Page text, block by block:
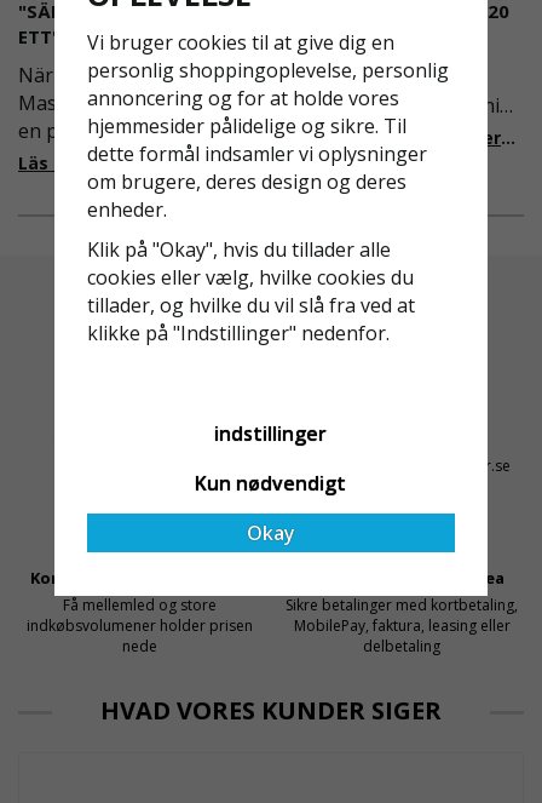
"SÄKERHET ÄR ALLTID PRIO
ETT"
När Derome
Maskinuthyrning behövde
en pålitlig partner inom
fallskydd och
säkerhetslösningar föll
valet på
Ställningsprodukter.se.
Med daglig verksamhet på
hög höjd är det avgörande
för dem att samarbeta
med en leverantör som
Läs mer om varför Derome väljer oss
AFS2023:9 & EN1004:2020
Även om det kan verka
högst osannolikt så är
våra regler för rullställning
i Sverige slappare än de
från EU i skrivande stund,
men detta kommer det bli
ändring på. Från och med
2025 träder nya
föreskrifter i kraft i
Sverige gällande
rullställningar, med s
Läs mer om de nya reglerna!
1-3 dages leveringstid på
kontakt@stallningsprodukter.se
Konkurrencedygtige Priser
Få mellemled og store
indkøbsvolumener holder prisen
nede
Sikker Betaling Med Svea
Sikre betalinger med kortbetaling,
MobilePay, faktura, leasing eller
delbetaling
HVAD VORES KUNDER SIGER
Vi bruger cookies til at give dig en
personlig shoppingoplevelse, personlig
annoncering og for at holde vores
hjemmesider pålidelige og sikre. Til
dette formål indsamler vi oplysninger
om brugere, deres design og deres
enheder.
Klik på "Okay", hvis du tillader alle
cookies eller vælg, hvilke cookies du
tillader, og hvilke du vil slå fra ved at
klikke på "Indstillinger" nedenfor.
indstillinger
Kun nødvendigt
Okay